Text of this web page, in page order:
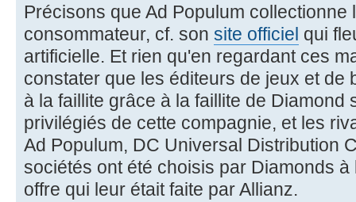
Précisons que Ad Populum
consommateur, cf. son site officiel qui
artificielle. Et rien qu'en regardant ces
constater que les éditeurs de jeux et de
à la faillite grâce à la faillite de Diamond
privilégiés de cette compagnie, et les
Ad Populum, DC Universal Distribution
sociétés ont été choisis par Diamonds
offre qui leur était faite par Allianz.